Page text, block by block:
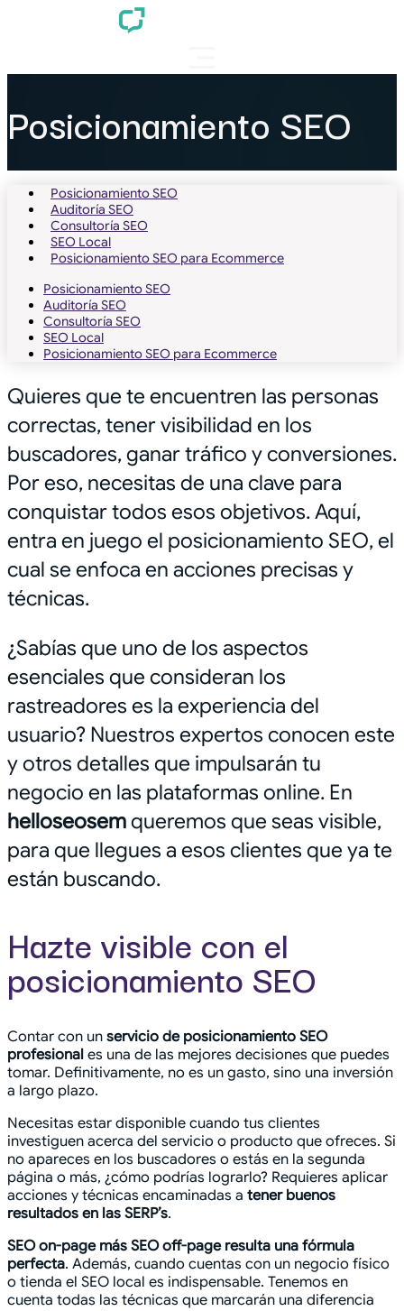
Posicionamiento SEO
Posicionamiento SEO
Auditoría SEO
Consultoría SEO
SEO Local
Posicionamiento SEO para Ecommerce
Posicionamiento SEO
Auditoría SEO
Consultoría SEO
SEO Local
Posicionamiento SEO para Ecommerce
Quieres que te encuentren las personas
correctas, tener visibilidad en los
buscadores, ganar tráfico y conversiones.
Por eso, necesitas de una clave para
conquistar todos esos objetivos. Aquí,
entra en juego el posicionamiento SEO, el
cual se enfoca en acciones precisas y
técnicas.
¿Sabías que uno de los aspectos
esenciales que consideran los
rastreadores es la experiencia del
usuario? Nuestros expertos conocen este
y otros detalles que impulsarán tu
negocio en las plataformas online. En
helloseosemqueremos que seas visible,
para que llegues a esos clientes que ya te
están buscando.
Hazte visible con el
posicionamiento SEO
Contar con un servicio de posicionamiento SEO
profesional es una de las mejores decisiones que puedes
tomar. Definitivamente, no es un gasto, sino una inversión
a largo plazo.
Necesitas estar disponible cuando tus clientes
investiguen acerca del servicio o producto que ofreces. Si
no apareces en los buscadores o estás en la segunda
página o más, ¿cómo podrías lograrlo? Requieres aplicar
acciones y técnicas encaminadas a tener buenos
resultados en las SERP’s.
SEO on-page más SEO off-page resulta una fórmula
perfecta. Además, cuando cuentas con un negocio físico
o tienda el SEO local es indispensable. Tenemos en
cuenta todas las técnicas que marcarán una diferencia